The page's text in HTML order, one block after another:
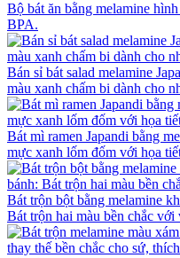
Bộ bát ăn bằng melamine
BPA.
Bán sỉ bát salad melamine
màu xanh chấm bi dành cho
Bát mì ramen Japandi bằng
mực xanh lốm đốm với họa
Bát trộn bột bằng melamine
Bát trộn hai màu bền chắc